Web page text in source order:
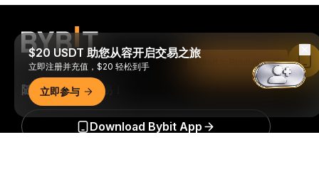
随时随地进行交易！
Download Bybit App
$20 USDT 助您从容开启交易之旅
立即注册并充值，$20 轻松到手
立即参与
Read in Bybit App